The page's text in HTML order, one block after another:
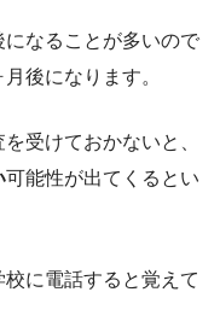
なることが多いので
後になります。
受けておかないと、
可能性が出てくるとい
に電話すると覚えて